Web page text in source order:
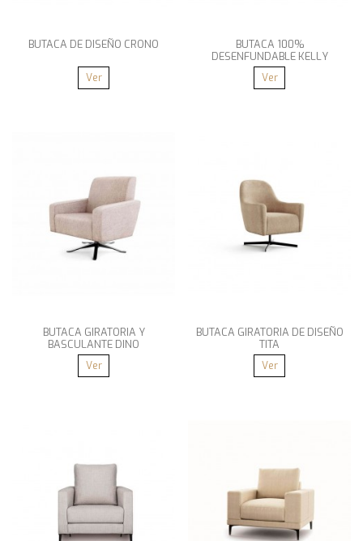
BUTACA DE DISEÑO CRONO
Ver
BUTACA 100%
DESENFUNDABLE KELLY
Ver
BUTACA GIRATORIA Y
BASCULANTE DINO
Ver
BUTACA GIRATORIA DE DISEÑO
TITA
Ver